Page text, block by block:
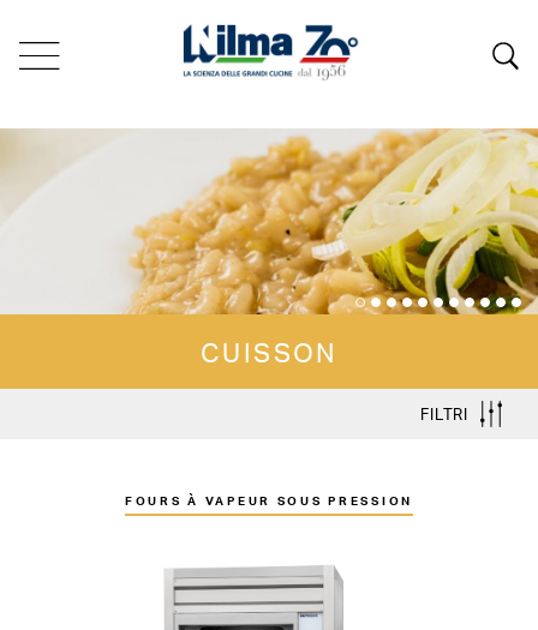
CUISSON
FILTRI
FOURS À VAPEUR SOUS PRESSION